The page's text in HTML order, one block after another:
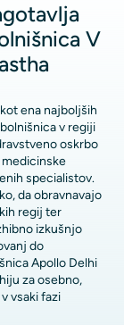
V
ena najboljših
v regiji
oskrbo
specialistov.
da obravnavajo
regij ter
izkušnjo
do
Apollo Delhi
za osebno,
vsaki fazi